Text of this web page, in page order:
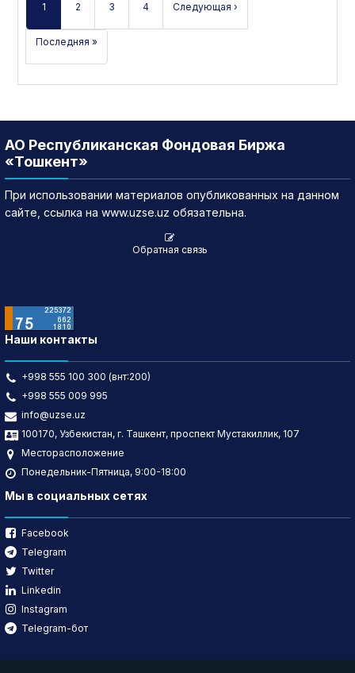
1 2 3 4 Следующая ›
Последняя »
АО Республиканская Фондовая Биржа
«Тошкент»
При использовании материалов опубликованных на данном
сайте, ссылка на www.uzse.uz обязательна.
Обратная связь
Наши контакты
+998 555 100 300 (внт:200)
+998 555 009 995
info@uzse.uz
100170, Узбекистан, г. Ташкент, проспект Мустакиллик, 107
Месторасположение
Понедельник-Пятница, 9:00-18:00
Мы в социальных сетях
Facebook
Telegram
Twitter
Linkedin
Instagram
Telegram-бот